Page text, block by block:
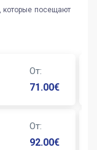
которые посещают
От:
71.00€
От:
92.00€